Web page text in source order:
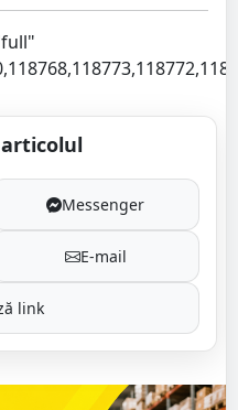
Messenger
E-mail
link